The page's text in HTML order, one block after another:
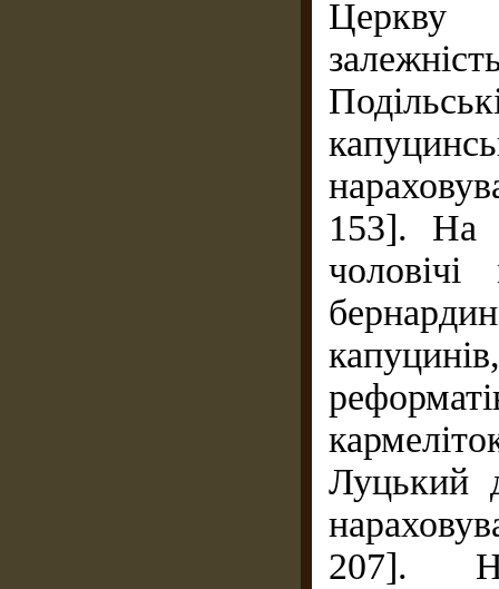
Церкву
153]. На
Луцький
207].